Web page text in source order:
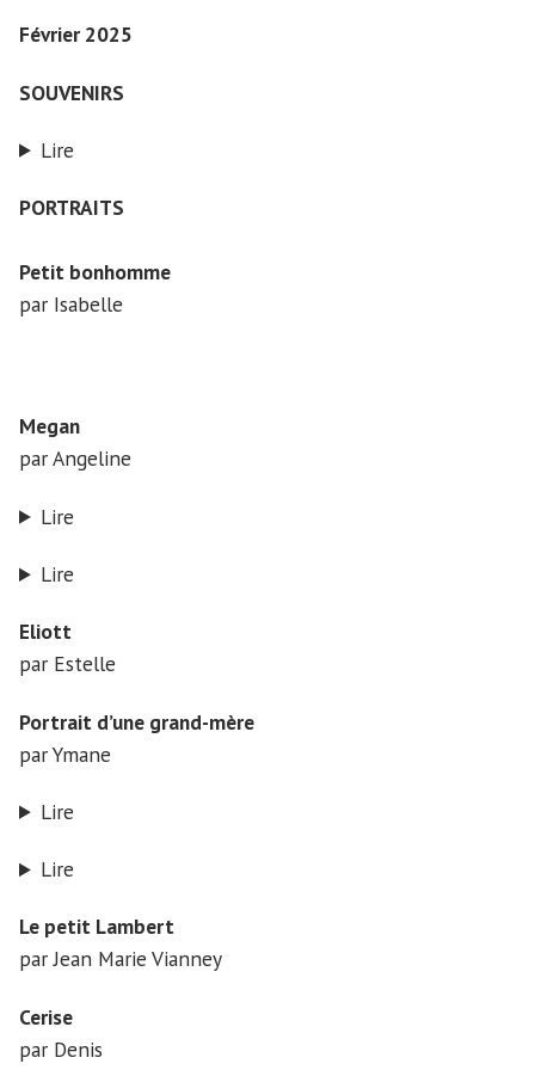
Février 2025
SOUVENIRS
Lire
PORTRAITS
Petit bonhomme
par Isabelle
Megan
par Angeline
Lire
Lire
Eliott
par Estelle
Portrait d’une grand-mère
par Ymane
Lire
Lire
Le petit Lambert
par Jean Marie Vianney
Cerise
par Denis